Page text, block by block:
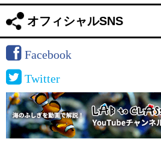
オフィシャルSNS
Facebook
Twitter